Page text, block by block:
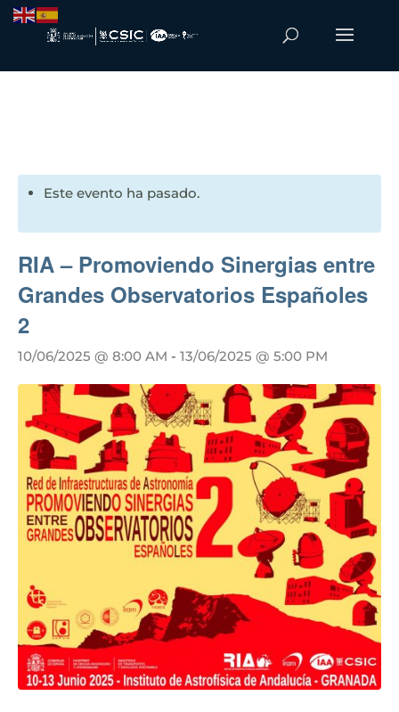
Este evento ha pasado.
RIA – Promoviendo Sinergias entre
Grandes Observatorios Españoles
2
10/06/2025 @ 8:00 AM - 13/06/2025 @ 5:00 PM